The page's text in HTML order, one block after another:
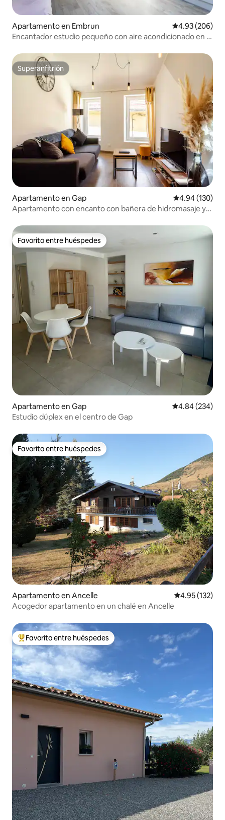
Apartamento en Embrun Calificación
4.93 (206)
Encantador estudio pequeño con aire acondicionado en el
Superanfitrión
Superanfitrión
Apartamento en Gap Calificación
4.94 (130)
Apartamento con encanto con bañera de hidromasaje y
Favorito entre huéspedes
Favorito entre huéspedes
Apartamento en Gap Calificación
4.84 (234)
Estudio dúplex en el centro de Gap
Favorito entre huéspedes
Favorito entre huéspedes
Apartamento en Ancelle Calificación
4.95 (132)
Acogedor apartamento en un chalé en Ancelle
Favorito entre huéspedes preferido
Favorito entre huéspedes